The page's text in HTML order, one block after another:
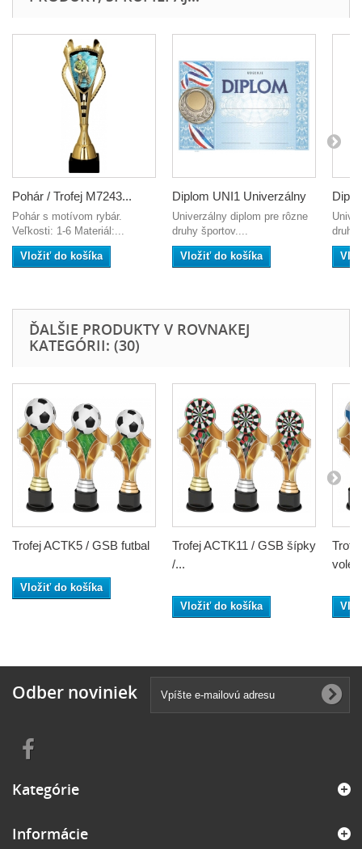
Pohár / Trofej M7243...
Pohár s motívom rybár.
Veľkosti: 1-6 Materiál:...
Vložiť do košíka
Diplom UNI1 Univerzálny
Univerzálny diplom pre rôzne
druhy športov....
Vložiť do košíka
druhy
ĎALŠIE PRODUKTY V ROVNAKEJ
KATEGÓRII: (30)
Trofej ACTK5 / GSB futbal
Vložiť do košíka
Trofej ACTK11 / GSB šípky
/...
Vložiť do košíka
Odber noviniek
Kategórie
Informácie